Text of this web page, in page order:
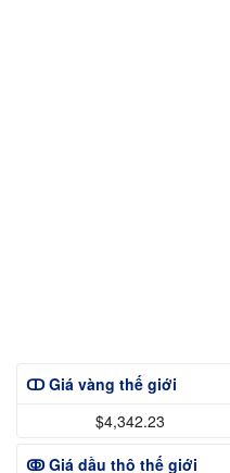
ↀ Giá vàng thế giới
$4,342.23
ↂ Giá dầu thô thế giới